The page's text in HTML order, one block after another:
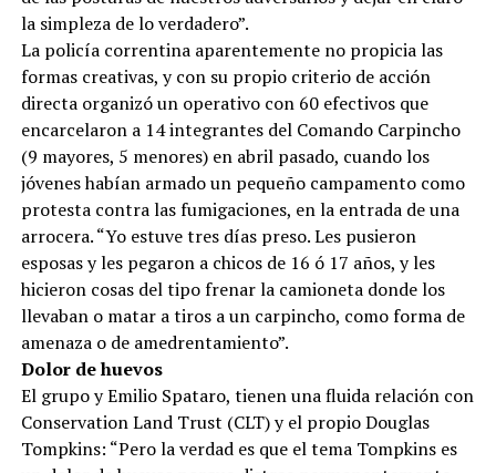
la simpleza de lo verdadero”.
La policía correntina aparentemente no propicia las
formas creativas, y con su propio criterio de acción
directa organizó un operativo con 60 efectivos que
encarcelaron a 14 integrantes del Comando Carpincho
(9 mayores, 5 menores) en abril pasado, cuando los
jóvenes habían armado un pequeño campamento como
protesta contra las fumigaciones, en la entrada de una
arrocera. “Yo estuve tres días preso. Les pusieron
esposas y les pegaron a chicos de 16 ó 17 años, y les
hicieron cosas del tipo frenar la camioneta donde los
llevaban o matar a tiros a un carpincho, como forma de
amenaza o de amedrentamiento”.
Dolor de huevos
El grupo y Emilio Spataro, tienen una fluida relación con
Conservation Land Trust (CLT) y el propio Douglas
Tompkins: “Pero la verdad es que el tema Tompkins es